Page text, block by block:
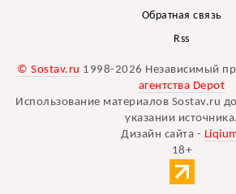
Обратная связь
Rss
© Sostav.ru 1998-2026 Независимый
агентства Depot
Использование материалов Sostav.ru
указании источника.
Дизайн сайта -
18+